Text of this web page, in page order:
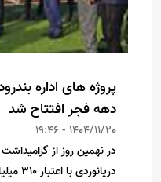
پروژه های اداره
دهه فجر افتتاح شد
1404/11/20 - 19:46
در نهمین روز از